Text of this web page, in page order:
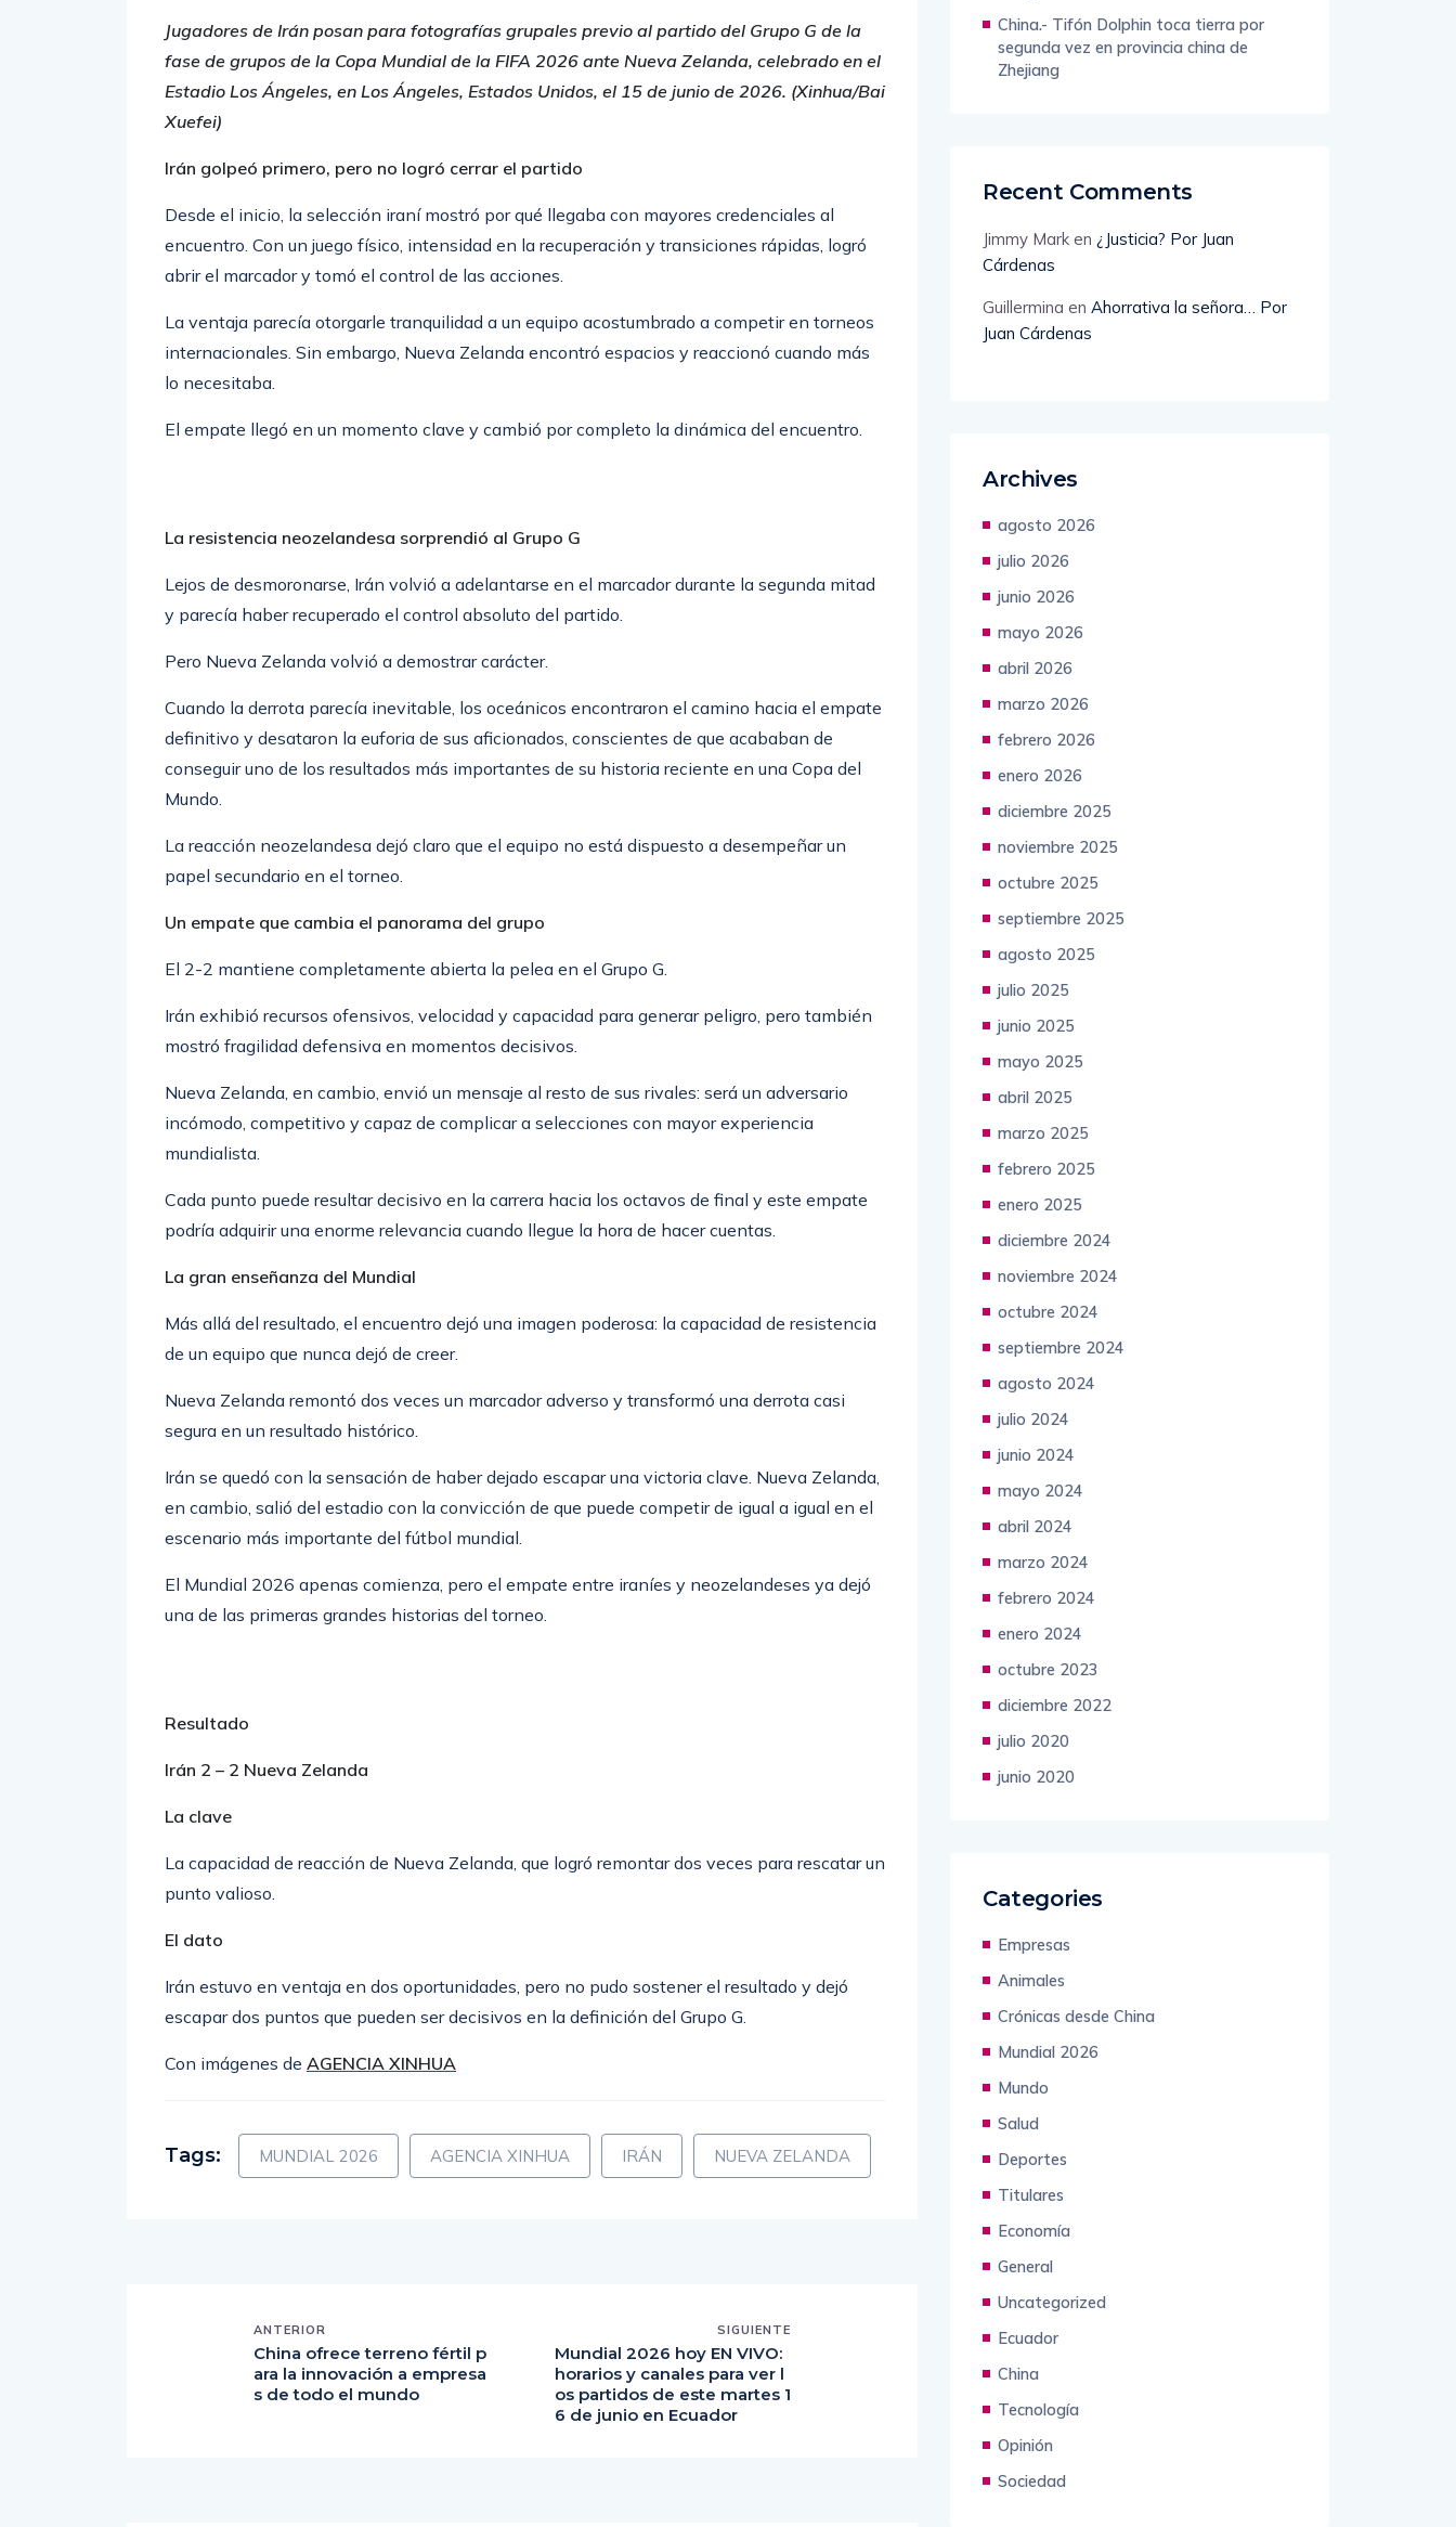
Jugadores de Irán posan para fotografías grupales previo al partido del Grupo G de la
fase de grupos de la Copa Mundial de la FIFA 2026 ante Nueva Zelanda, celebrado en el
Estadio Los Ángeles, en Los Ángeles, Estados Unidos, el 15 de junio de 2026. (Xinhua/Bai
Xuefei)
Irán golpeó primero, pero no logró cerrar el partido
Desde el inicio, la selección iraní mostró por qué llegaba con mayores credenciales al
encuentro. Con un juego físico, intensidad en la recuperación y transiciones rápidas, logró
abrir el marcador y tomó el control de las acciones.
La ventaja parecía otorgarle tranquilidad a un equipo acostumbrado a competir en torneos
internacionales. Sin embargo, Nueva Zelanda encontró espacios y reaccionó cuando más
lo necesitaba.
El empate llegó en un momento clave y cambió por completo la dinámica del encuentro.
La resistencia neozelandesa sorprendió al Grupo G
Lejos de desmoronarse, Irán volvió a adelantarse en el marcador durante la segunda mitad
y parecía haber recuperado el control absoluto del partido.
Pero Nueva Zelanda volvió a demostrar carácter.
Cuando la derrota parecía inevitable, los oceánicos encontraron el camino hacia el empate
definitivo y desataron la euforia de sus aficionados, conscientes de que acababan de
conseguir uno de los resultados más importantes de su historia reciente en una Copa del
Mundo.
La reacción neozelandesa dejó claro que el equipo no está dispuesto a desempeñar un
papel secundario en el torneo.
Un empate que cambia el panorama del grupo
El 2-2 mantiene completamente abierta la pelea en el Grupo G.
Irán exhibió recursos ofensivos, velocidad y capacidad para generar peligro, pero también
mostró fragilidad defensiva en momentos decisivos.
Nueva Zelanda, en cambio, envió un mensaje al resto de sus rivales: será un adversario
incómodo, competitivo y capaz de complicar a selecciones con mayor experiencia
mundialista.
Cada punto puede resultar decisivo en la carrera hacia los octavos de final y este empate
podría adquirir una enorme relevancia cuando llegue la hora de hacer cuentas.
La gran enseñanza del Mundial
Más allá del resultado, el encuentro dejó una imagen poderosa: la capacidad de resistencia
de un equipo que nunca dejó de creer.
Nueva Zelanda remontó dos veces un marcador adverso y transformó una derrota casi
segura en un resultado histórico.
Irán se quedó con la sensación de haber dejado escapar una victoria clave. Nueva Zelanda,
en cambio, salió del estadio con la convicción de que puede competir de igual a igual en el
escenario más importante del fútbol mundial.
El Mundial 2026 apenas comienza, pero el empate entre iraníes y neozelandeses ya dejó
una de las primeras grandes historias del torneo.
Resultado
Irán 2 – 2 Nueva Zelanda
La clave
La capacidad de reacción de Nueva Zelanda, que logró remontar dos veces para rescatar un
punto valioso.
El dato
Irán estuvo en ventaja en dos oportunidades, pero no pudo sostener el resultado y dejó
escapar dos puntos que pueden ser decisivos en la definición del Grupo G.
Con imágenes de AGENCIA XINHUA
Tags: MUNDIAL 2026 AGENCIA XINHUA IRÁN NUEVA ZELANDA
ANTERIOR
China ofrece terreno fértil p
ara la innovación a empresa
s de todo el mundo
SIGUIENTE
Mundial 2026 hoy EN VIVO:
horarios y canales para ver l
os partidos de este martes 1
6 de junio en Ecuador
China.- Tifón Dolphin toca tierra por
segunda vez en provincia china de
Zhejiang
Recent Comments
Jimmy Mark en ¿Justicia? Por Juan
Cárdenas
Guillermina en Ahorrativa la señora… Por
Juan Cárdenas
Archives
agosto 2026
julio 2026
junio 2026
mayo 2026
abril 2026
marzo 2026
febrero 2026
enero 2026
diciembre 2025
noviembre 2025
octubre 2025
septiembre 2025
agosto 2025
julio 2025
junio 2025
mayo 2025
abril 2025
marzo 2025
febrero 2025
enero 2025
diciembre 2024
noviembre 2024
octubre 2024
septiembre 2024
agosto 2024
julio 2024
junio 2024
mayo 2024
abril 2024
marzo 2024
febrero 2024
enero 2024
octubre 2023
diciembre 2022
julio 2020
junio 2020
Categories
Empresas
Animales
Crónicas desde China
Mundial 2026
Mundo
Salud
Deportes
Titulares
Economía
General
Uncategorized
Ecuador
China
Tecnología
Opinión
Sociedad